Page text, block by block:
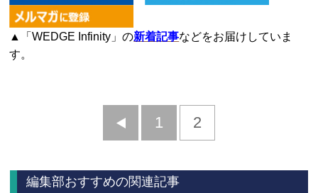
▲「WEDGE Infinity」の新着記事などをお届けしていま
す。
前
1 2
編集部おすすめの関連記事